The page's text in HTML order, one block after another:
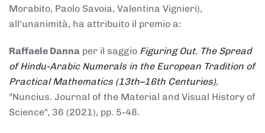
Morabito, Paolo Savoia, Valentina Vignieri),
all'unanimità, ha attribuito il premio a:
Raffaele Danna per il saggio Figuring Out. The Spread
of Hindu-Arabic Numerals in the European Tradition of
Practical Mathematics (13th–16th Centuries),
"Nuncius. Journal of the Material and Visual History of
Science", 36 (2021), pp. 5-48.